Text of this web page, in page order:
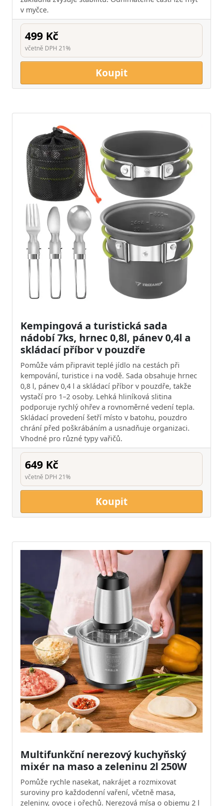
v myčce.
499 Kč
včetně DPH 21%
Koupit
Kempingová a turistická sada
nádobí 7ks, hrnec 0,8l, pánev 0,4l a
skládací příbor v pouzdře
Pomůže vám připravit teplé jídlo na cestách při
kempování, turistice i na vodě. Sada obsahuje hrnec
0,8 l, pánev 0,4 l a skládací příbor v pouzdře, takže
vystačí pro 1–2 osoby. Lehká hliníková slitina
podporuje rychlý ohřev a rovnoměrné vedení tepla.
Skládací provedení šetří místo v batohu, pouzdro
chrání před poškrábáním a usnadňuje organizaci.
Vhodné pro různé typy vařičů.
649 Kč
včetně DPH 21%
Koupit
Multifunkční nerezový kuchyňský
mixér na maso a zeleninu 2l 250W
Pomůže rychle nasekat, nakrájet a rozmixovat
suroviny pro každodenní vaření, včetně masa,
zeleniny, ovoce i ořechů. Nerezová mísa o objemu 2 l